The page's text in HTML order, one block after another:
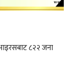
८२२ जना